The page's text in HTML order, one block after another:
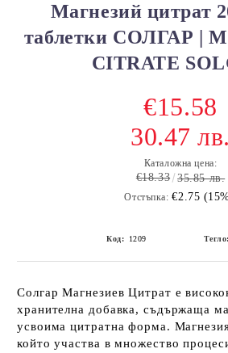
Магнезий цитрат
таблетки СОЛГАР |
CITRATE
€15.58
30.47 лв.
Каталожна цена:
€18.33 35.85 лв.
Отстъпка: €2.75
Код: 1209 Тегло:
Солгар Магнезиев Цитрат е
хранителна добавка, съдържаща
усвоима цитратна форма.
който участва в множество